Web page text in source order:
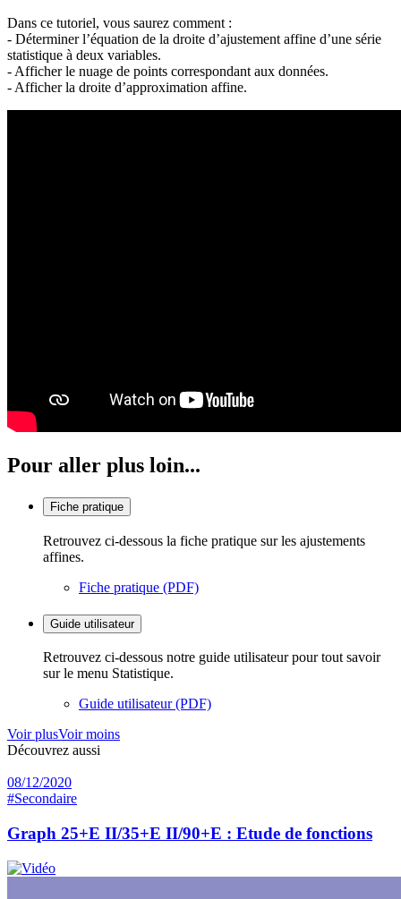
Dans ce tutoriel, vous saurez comment :
- Déterminer l’équation de la droite d’ajustement affine d’une série
statistique à deux variables.
- Afficher le nuage de points correspondant aux données.
- Afficher la droite d’approximation affine.
Pour aller plus loin...
Fiche pratique
Retrouvez ci-dessous la fiche pratique sur les ajustements
affines.
Fiche pratique (PDF)
Guide utilisateur
Retrouvez ci-dessous notre guide utilisateur pour tout savoir
sur le menu Statistique.
Guide utilisateur (PDF)
Voir plusVoir moins
Découvrez aussi
08/12/2020
#Secondaire
Graph 25+E II/35+E II/90+E : Etude de fonctions